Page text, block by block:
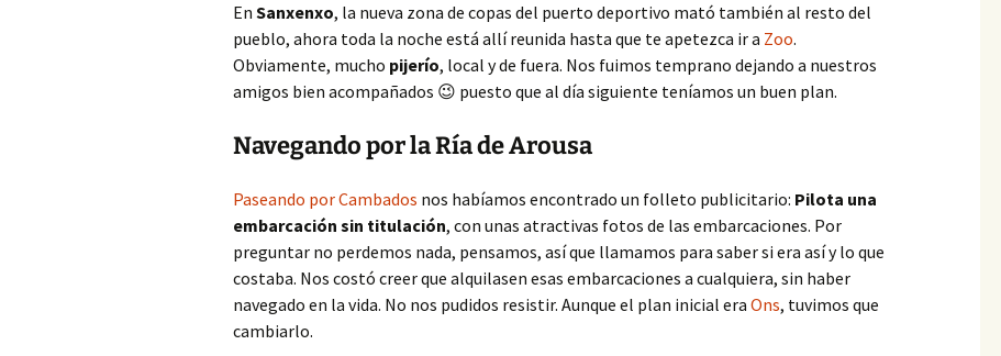
En Sanxenxo, la nueva zona de copas del puerto deportivo mató también al resto del
pueblo, ahora toda la noche está allí reunida hasta que te apetezca ir a Zoo.
Obviamente, mucho pijerío, local y de fuera. Nos fuimos temprano dejando a nuestros
amigos bien acompañados 😉 puesto que al día siguiente teníamos un buen plan.
Navegando por la Ría de Arousa
Paseando por Cambados nos habíamos encontrado un folleto publicitario: Pilota una
embarcación sin titulación, con unas atractivas fotos de las embarcaciones. Por
preguntar no perdemos nada, pensamos, así que llamamos para saber si era así y lo que
costaba. Nos costó creer que alquilasen esas embarcaciones a cualquiera, sin haber
navegado en la vida. No nos pudidos resistir. Aunque el plan inicial era Ons, tuvimos que
cambiarlo.